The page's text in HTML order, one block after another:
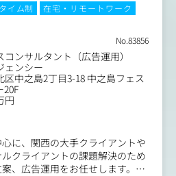
イム制
在宅・リモートワーク
No.83856
ンサルタント（広告運用）
ェンシー
区中之島2丁目3-18 中之島フェス
20F
円
に、関西の大手クライアントや
クライアントの課題解決のため
、広告運用をお任せします。